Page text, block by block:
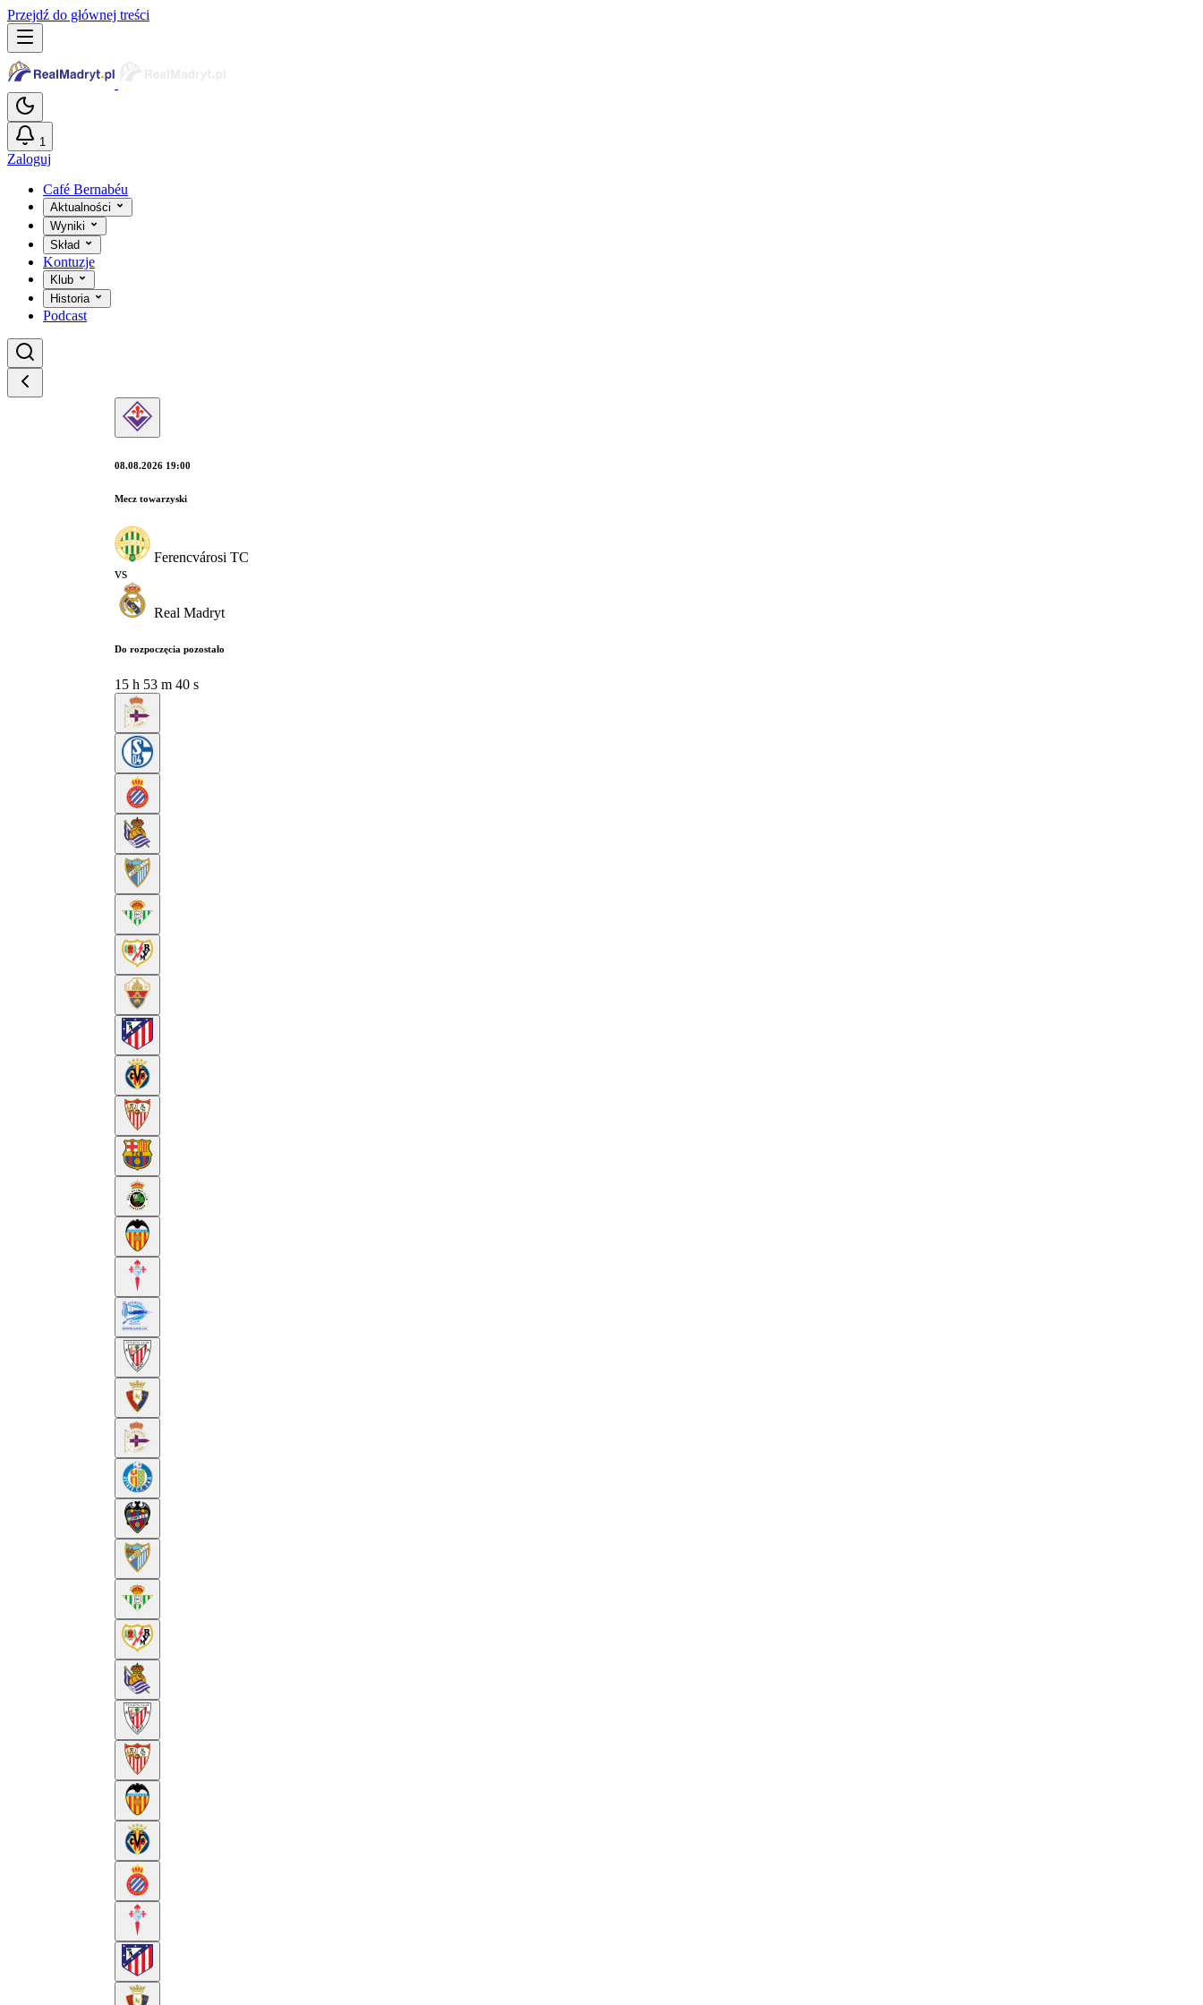
Przejdź do głównej treści
1
Zaloguj
Café Bernabéu
Aktualności
Wyniki
Skład
Kontuzje
Klub
Historia
Podcast
08.08.2026 19:00
Mecz towarzyski
Ferencvárosi TC
vs
Real Madryt
Do rozpoczęcia pozostało
15 h 53 m 39 s